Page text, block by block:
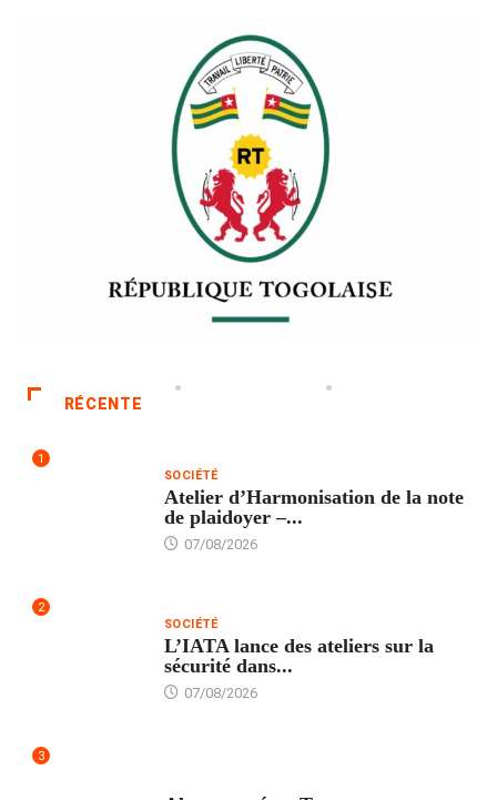
RÉCENTE
1
SOCIÉTÉ
Atelier d’Harmonisation de la note
de plaidoyer –...
07/08/2026
2
SOCIÉTÉ
L’IATA lance des ateliers sur la
sécurité dans...
07/08/2026
3